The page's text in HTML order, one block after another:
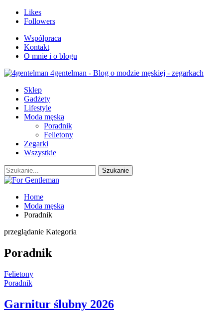
Likes
Followers
Współpraca
Kontakt
O mnie i o blogu
4gentelman - Blog o modzie męskiej - zegarkach
Sklep
Gadżety
Lifestyle
Moda męska
Poradnik
Felietony
Zegarki
Wszystkie
Home
Moda męska
Poradnik
przeglądanie Kategoria
Poradnik
Felietony
Poradnik
Garnitur ślubny 2026